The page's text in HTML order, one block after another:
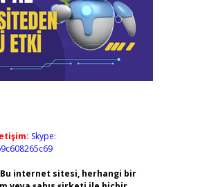
Skype:
Bu internet sitesi, herhangi bir